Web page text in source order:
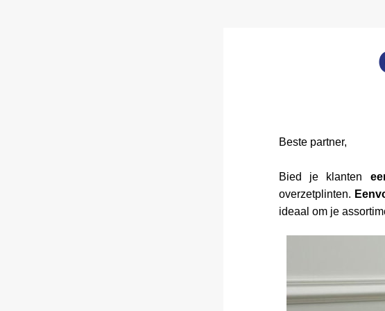
Beste partner,
Bied je klanten
overzetplinten.
ideaal om je